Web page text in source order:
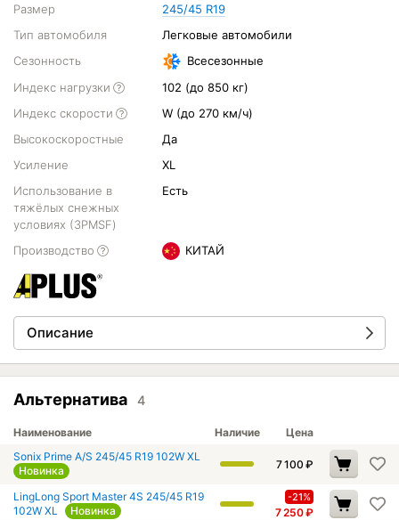
Размер
245/45 R19
Тип автомобиля
Легковые автомобили
Сезонность
Всесезонные
Индекс нагрузки
102 (до 850 кг)
Индекс скорости
W (до 270 км/ч)
Высокоскоростные
Да
Усиление
XL
Использование в
тяжёлых снежных
условиях (3PMSF)
Есть
Производство КИТАЙ
Описание
Альтернатива 4
Наименование Наличие
Цена
Sonix Prime A/S 245/45 R19 102W XL
Новинка
7 100 ₽
LingLong Sport Master 4S 245/45 R19
102W XL
Новинка
-21%
7 250₽